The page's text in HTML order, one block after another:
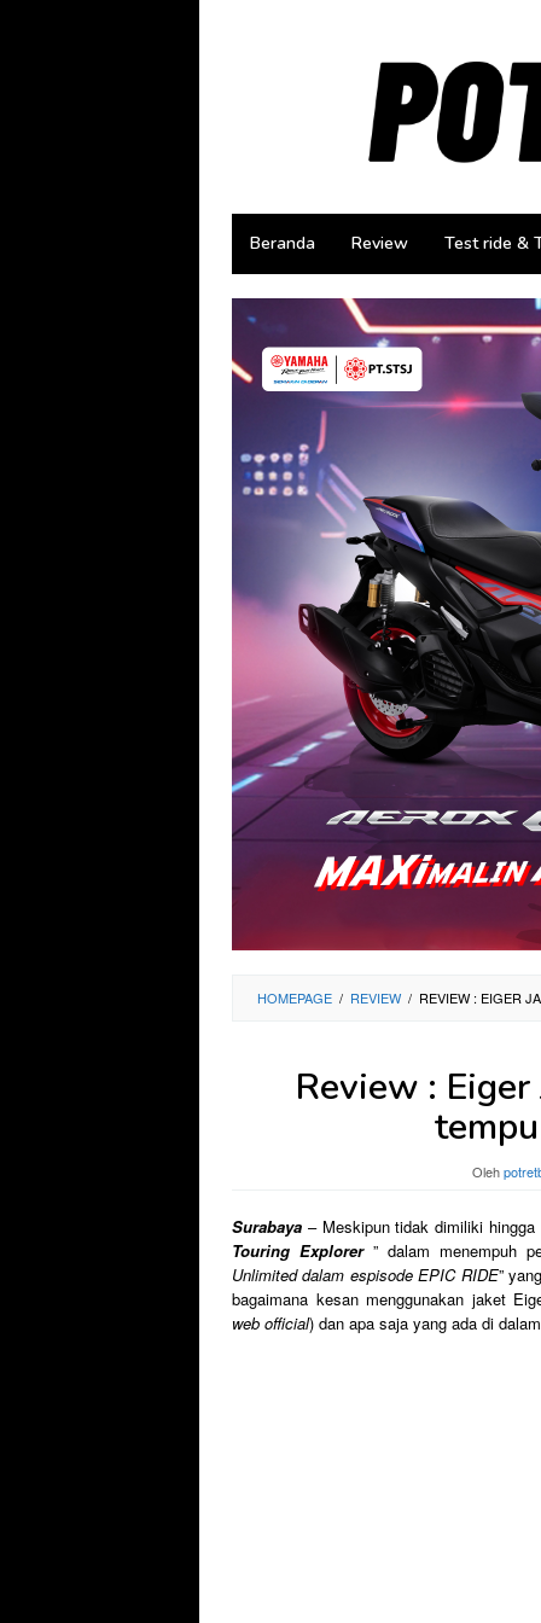
Beranda Review Test ride &
HOMEPAGE / REVIEW / REVIEW : EIGER
Review :
Oleh
Surabaya – Meskipun tidak dimiliki
Touring Explorer” dalam menempuh
Unlimited dalam espisode EPIC RIDE”
bagaimana kesan menggunakan jaket
web official) dan apa saja yang ada di